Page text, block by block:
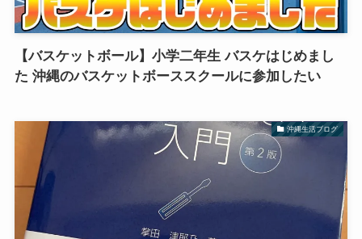
【バスケットボール】小学二年生 バスケはじめまし
た 沖縄のバスケットボーススクールに参加したい
沖縄生活ブログ